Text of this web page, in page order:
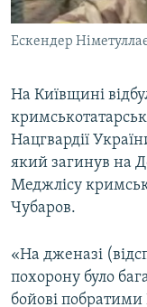
ІНФОГРАФІКА
ДОЛУЧАЙСЯ!
Усі сайти RFE/RL
Ескендер
На Київщині
Нацгвардії
який загинув на
Меджлісу
Чубаров.
«На дженазі
похорону було
бойові